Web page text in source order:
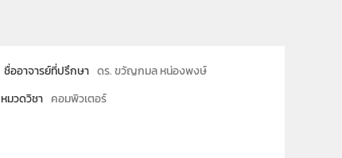
ชื่ออาจารย์ที่ปรึกษา ดร. ขวัญกมล หน่องพงษ์
หมวดวิชา คอมพิวเตอร์